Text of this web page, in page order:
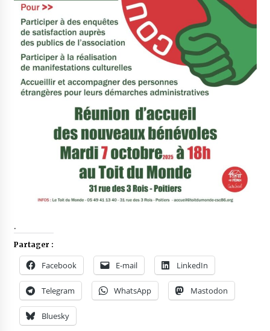
.
Partager :
Facebook E-mail LinkedIn
Telegram WhatsApp Mastodon
Bluesky